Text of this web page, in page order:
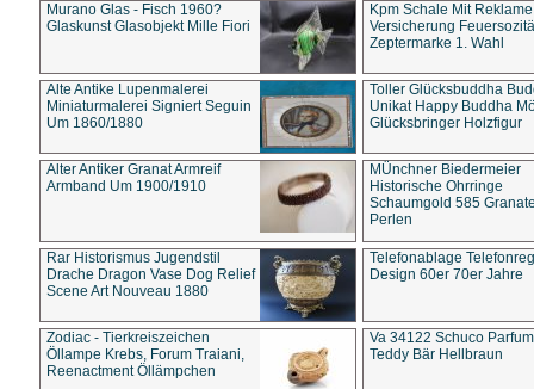
Murano Glas - Fisch 1960?
Glaskunst Glasobjekt Mille Fiori
Kpm Schale Mit Reklame
Versicherung
Zeptermarke 1. Wahl
Alte Antike Lupenmalerei
Miniaturmalerei Signiert Seguin
Um 1860/1880
Toller Glücksbuddha
Unikat Happy Buddha
Glücksbringer Holzfigur
Alter Antiker Granat Armreif
Armband Um 1900/1910
MÜnchner Biedermeier
Historische Ohrringe
Schaumgold 585
Perlen
Rar Historismus Jugendstil
Drache Dragon Vase Dog Relief
Scene Art Nouveau 1880
Telefonablage
Design 60er 70er Jahre
Zodiac - Tierkreiszeichen
Öllampe Krebs, Forum Traiani,
Reenactment Öllämpchen
Va 34122 Schuco
Teddy Bär Hellbraun